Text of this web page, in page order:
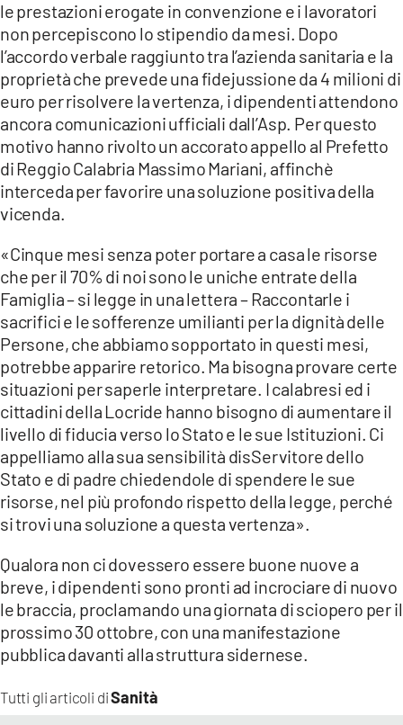
LACTV.IT
LACONAIR.IT
LACITYMAG.IT
ILREGGINO.IT
COSENZACHANNEL.IT
ILVIBONESE.IT
CATANZAROCHANNEL.IT
LACAPITALENEWS.IT
App
ANDROID
APPLE
Tutti gli articoli diSanità
le prestazioni erogate in convenzione e i lavoratori
non percepiscono lo stipendio da mesi. Dopo
l’accordo verbale raggiunto tra l’azienda sanitaria e la
proprietà che prevede una fidejussione da 4 milioni di
euro per risolvere la vertenza, i dipendenti attendono
ancora comunicazioni ufficiali dall’Asp. Per questo
motivo hanno rivolto un accorato appello al Prefetto
di Reggio Calabria Massimo Mariani, affinchè
interceda per favorire una soluzione positiva della
vicenda.
«Cinque mesi senza poter portare a casa le risorse
che per il 70% di noi sono le uniche entrate della
Famiglia – si legge in una lettera – Raccontarle i
sacrifici e le sofferenze umilianti per la dignità delle
Persone, che abbiamo sopportato in questi mesi,
potrebbe apparire retorico. Ma bisogna provare certe
situazioni per saperle interpretare. I calabresi ed i
cittadini della Locride hanno bisogno di aumentare il
livello di fiducia verso lo Stato e le sue Istituzioni. Ci
appelliamo alla sua sensibilità disServitore dello
Stato e di padre chiedendole di spendere le sue
risorse, nel più profondo rispetto della legge, perché
si trovi una soluzione a questa vertenza».
Qualora non ci dovessero essere buone nuove a
breve, i dipendenti sono pronti ad incrociare di nuovo
le braccia, proclamando una giornata di sciopero per il
prossimo 30 ottobre, con una manifestazione
pubblica davanti alla struttura sidernese.